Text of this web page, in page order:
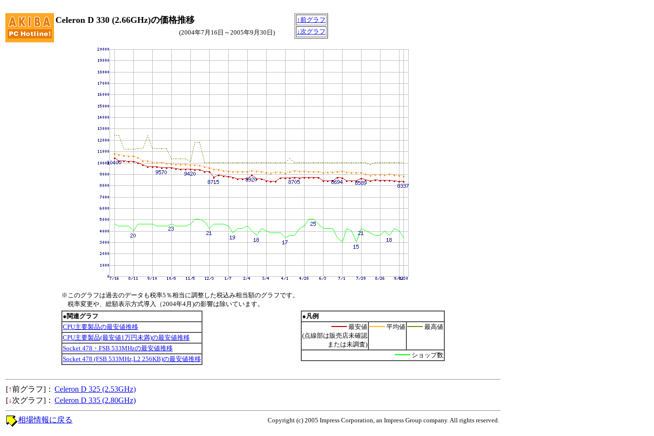
Celeron D 330 (2.66GHz)の価格推移
↑前グラフ
↓次グラフ
(2004年7月16日～2005年9月30日)
※このグラフは過去のデータも税率5％相当に調整した税込み相当額のグラフです。
税率変更や、総額表示方式導入（2004年4月)の影響は除いています。
●関連グラフ
CPU主要製品の最安値推移
CPU主要製品(最安値1万円未満)の最安値推移
Socket 478・FSB 533MHzの最安値推移
Socket 478 (FSB 533MHz,L2 256KB)の最安値推移
●凡例
最安値
(点線部は販売店未確認
または未調査)
平均値 最高値
ショップ数
[↑前グラフ]： Celeron D 325 (2.53GHz)
[↓次グラフ]： Celeron D 335 (2.80GHz)
Copyright (c) 2005 Impress Corporation, an Impress Group company. All rights reserved.
相場情報に戻る